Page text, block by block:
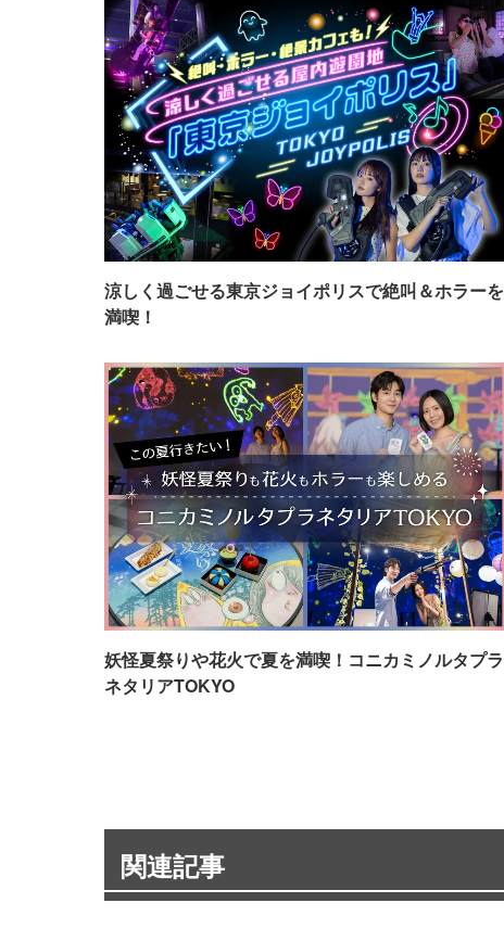
涼しく過ごせる東京ジョイポリスで絶叫＆ホラーを
満喫！
妖怪夏祭りや花火で夏を満喫！コニカミノルタプラ
ネタリアTOKYO
関連記事